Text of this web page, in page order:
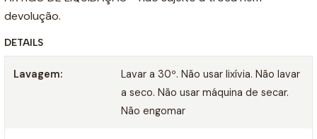
devolução.
DETAILS
Lavagem:
Lavar a 30º. Não usar lixívia. Não lavar
a seco. Não usar máquina de secar.
Não engomar